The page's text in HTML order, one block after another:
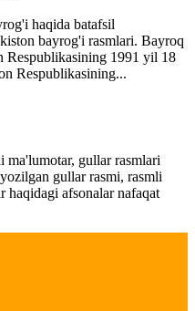
haqida batafsil
bayrog'i rasmlari. Bayroq
Respublikasining 1991 yil 18
Respublikasining...
ma'lumotar, gullar rasmlari
gullar rasmi, rasmli
afsonalar nafaqat